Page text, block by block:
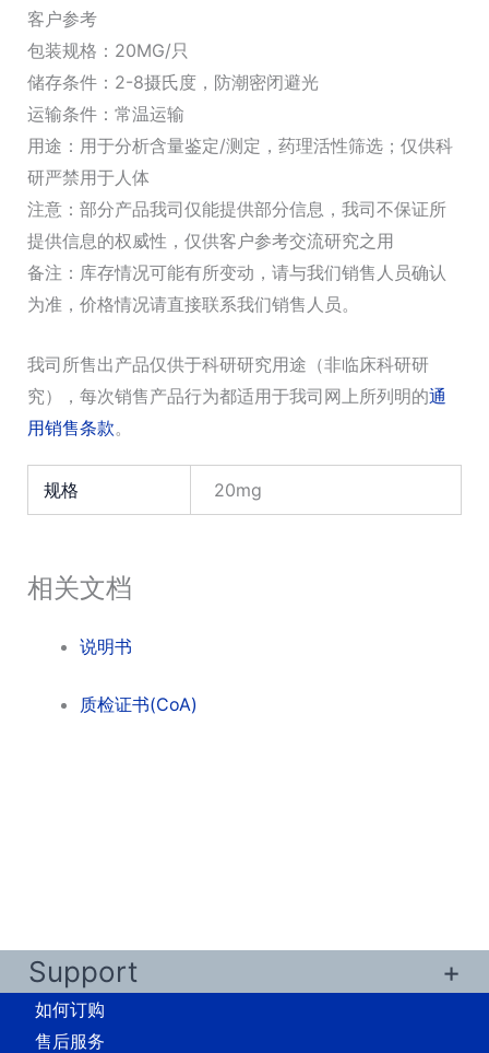
客户参考
包装规格：20MG/只
储存条件：2-8摄氏度，防潮密闭避光
运输条件：常温运输
用途：用于分析含量鉴定/测定，药理活性筛选；仅供科
研严禁用于人体
注意：部分产品我司仅能提供部分信息，我司不保证所
提供信息的权威性，仅供客户参考交流研究之用
备注：库存情况可能有所变动，请与我们销售人员确认
为准，价格情况请直接联系我们销售人员。
我司所售出产品仅供于科研研究用途（非临床科研研
究），每次销售产品行为都适用于我司网上所列明的通
用销售条款。
规格 20mg
相关文档
说明书
质检证书(CoA)
Support
如何订购
售后服务